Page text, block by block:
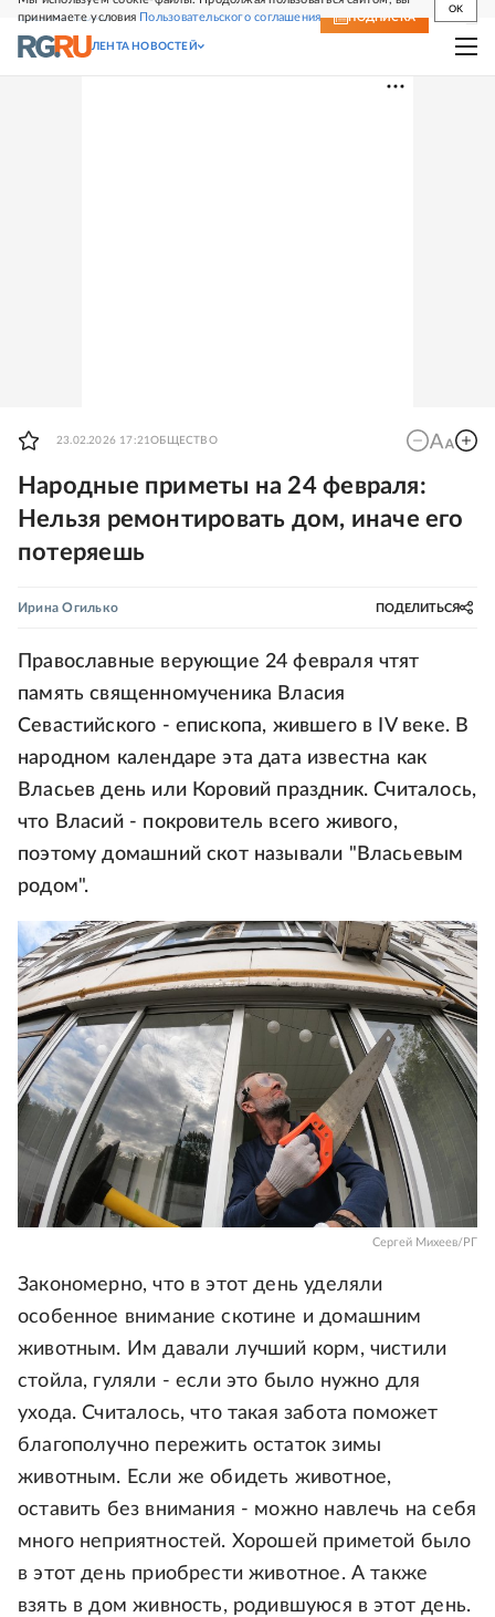
принимаете условия Пользовательского соглашения
OK
СВЕЖИЙ НОМЕР ПОДПИСКА
ЛЕНТА НОВОСТЕЙ
23.02.2026 17:21ОБЩЕСТВО
Народные приметы на 24 февраля:
Нельзя ремонтировать дом, иначе его
потеряешь
Ирина Огилько ПОДЕЛИТЬСЯ
Православные верующие 24 февраля чтят
память священномученика Власия
Севастийского - епископа, жившего в IV веке. В
народном календаре эта дата известна как
Власьев день или Коровий праздник. Считалось,
что Власий - покровитель всего живого,
поэтому домашний скот называли "Власьевым
родом".
Сергей Михеев/РГ
Закономерно, что в этот день уделяли
особенное внимание скотине и домашним
животным. Им давали лучший корм, чистили
стойла, гуляли - если это было нужно для
ухода. Считалось, что такая забота поможет
благополучно пережить остаток зимы
животным. Если же обидеть животное,
оставить без внимания - можно навлечь на себя
много неприятностей. Хорошей приметой было
в этот день приобрести животное. А также
взять в дом живность, родившуюся в этот день.